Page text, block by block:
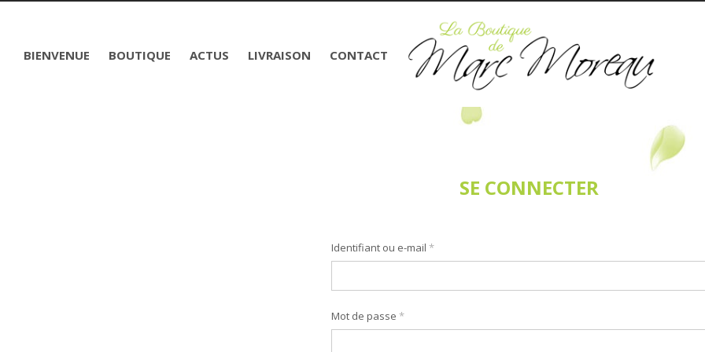
BIENVENUE BOUTIQUE ACTUS LIVRAISON CONTACT
SE CONNECTER
Identifiant ou e-mail *
Mot de passe *
Identifiant *
Adresse e-mail